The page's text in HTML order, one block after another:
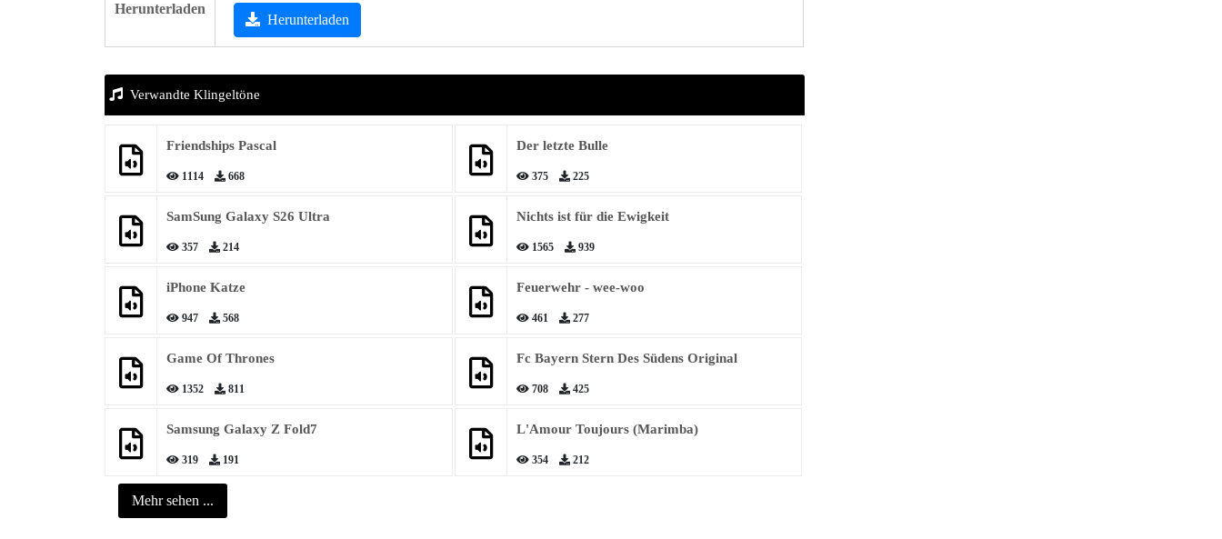
Herunterladen
Herunterladen
Verwandte Klingeltöne
Friendships Pascal
1114 668
Der letzte Bulle
375 225
SamSung Galaxy S26 Ultra
357 214
Nichts ist für die Ewigkeit
1565 939
iPhone Katze
947 568
Feuerwehr - wee-woo
461 277
Game Of Thrones
1352 811
Fc Bayern Stern Des Südens Original
708 425
Samsung Galaxy Z Fold7
319 191
L'Amour Toujours (Marimba)
354 212
Mehr sehen ...